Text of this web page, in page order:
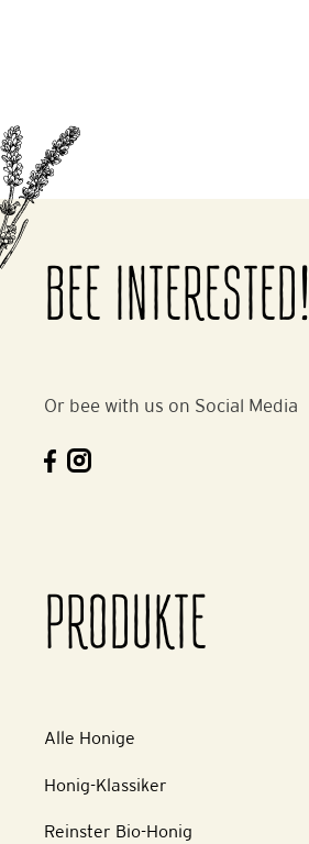
BEE INTERESTED!
Or bee with us on Social Media
PRODUKTE
Alle Honige
Honig-Klassiker
Reinster Bio-Honig